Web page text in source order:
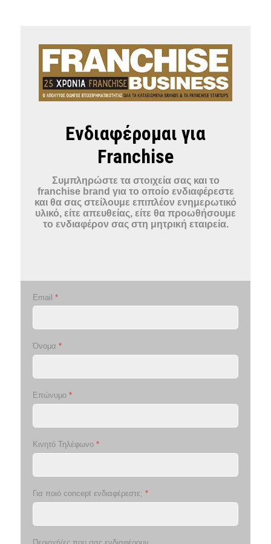
Ενδιαφέρομαι για
Franchise
Συμπληρώστε τα στοιχεία σας και το
franchise brand για το οποίο ενδιαφέρεστε
και θα σας στείλουμε επιπλέον ενημερωτικό
υλικό, είτε απευθείας, είτε θα προωθήσουμε
το ενδιαφέρον σας στη μητρική εταιρεία.
Email *
Όνομα *
Επώνυμο *
Κινητό Τηλέφωνο *
Για ποιό concept ενδιαφέρεστε; *